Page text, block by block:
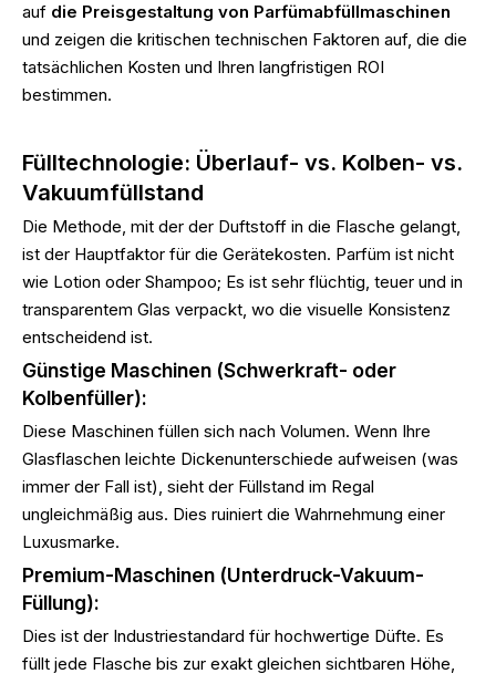
auf die Preisgestaltung von Parfümabfüllmaschinen
und zeigen die kritischen technischen Faktoren auf, die die
tatsächlichen Kosten und Ihren langfristigen ROI
bestimmen.
Fülltechnologie: Überlauf- vs. Kolben- vs.
Vakuumfüllstand
Die Methode, mit der der Duftstoff in die Flasche gelangt,
ist der Hauptfaktor für die Gerätekosten. Parfüm ist nicht
wie Lotion oder Shampoo; Es ist sehr flüchtig, teuer und in
transparentem Glas verpackt, wo die visuelle Konsistenz
entscheidend ist.
Günstige Maschinen (Schwerkraft- oder
Kolbenfüller):
Diese Maschinen füllen sich nach Volumen. Wenn Ihre
Glasflaschen leichte Dickenunterschiede aufweisen (was
immer der Fall ist), sieht der Füllstand im Regal
ungleichmäßig aus. Dies ruiniert die Wahrnehmung einer
Luxusmarke.
Premium-Maschinen (Unterdruck-Vakuum-
Füllung):
Dies ist der Industriestandard für hochwertige Düfte. Es
füllt jede Flasche bis zur exakt gleichen sichtbaren Höhe,